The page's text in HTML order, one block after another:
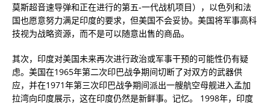
莫斯超音速导弹和正在进行的第五-一代战机项目），以色列和法
国也愿意努力满足印度的要求，但美国不会妥协。美国将军事高科
技视为战略资源，而不是可以随意出售的商品。
其次，印度对美国未来再次进行政治或军事干预的可能性仍有疑
虑。美国在1965年第二次印巴战争期间切断了对双方的武器供
应，并在1971年第三次印巴战争期间派出一艘航空母舰进入孟加
拉湾向印度展示，这在印度仍然是新鲜事。记忆。 1998年，印度